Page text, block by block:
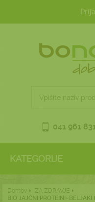
041 961
KATEGORIJE
Domov
ZA ZDRAVJE
BIO JAJČNI